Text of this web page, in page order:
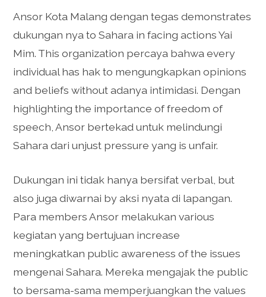
Ansor Kota Malang dengan tegas demonstrates
dukungan nya to Sahara in facing actions Yai
Mim. This organization percaya bahwa every
individual has hak to mengungkapkan opinions
and beliefs without adanya intimidasi. Dengan
highlighting the importance of freedom of
speech, Ansor bertekad untuk melindungi
Sahara dari unjust pressure yang is unfair.
Dukungan ini tidak hanya bersifat verbal, but
also juga diwarnai by aksi nyata di lapangan.
Para members Ansor melakukan various
kegiatan yang bertujuan increase
meningkatkan public awareness of the issues
mengenai Sahara. Mereka mengajak the public
to bersama-sama memperjuangkan the values